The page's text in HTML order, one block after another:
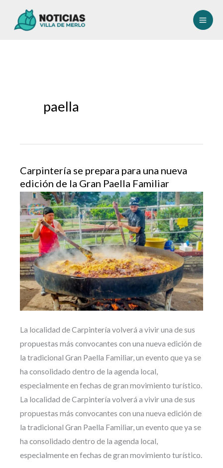
paella
Carpintería se prepara para una nueva
edición de la Gran Paella Familiar
La localidad de Carpintería volverá a vivir una de sus
propuestas más convocantes con una nueva edición de
la tradicional Gran Paella Familiar, un evento que ya se
ha consolidado dentro de la agenda local,
especialmente en fechas de gran movimiento turístico.
La localidad de Carpintería volverá a vivir una de sus
propuestas más convocantes con una nueva edición de
la tradicional Gran Paella Familiar, un evento que ya se
ha consolidado dentro de la agenda local,
especialmente en fechas de gran movimiento turístico.